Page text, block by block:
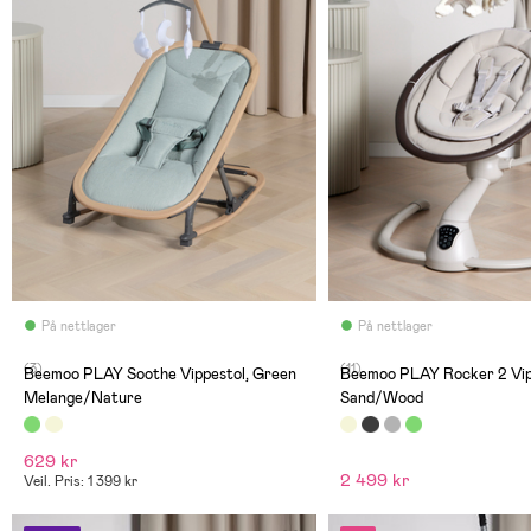
På nettlager
(3)
Beemoo PLAY Soothe Vippestol, Green
Melange/Nature
629 kr
Veil. Pris: 1 399 kr
På nettlager
(11)
Beemoo PLAY Rocker 2
Sand/Wood
2 499 kr